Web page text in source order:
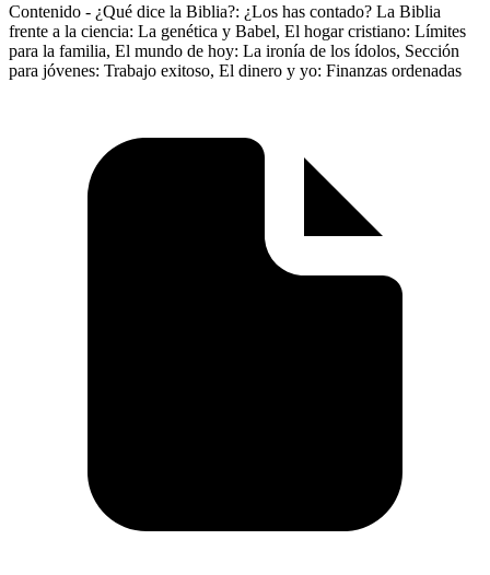
Contenido - ¿Qué dice la Biblia?: ¿Los has contado? La Biblia
frente a la ciencia: La genética y Babel, El hogar cristiano: Límites
para la familia, El mundo de hoy: La ironía de los ídolos, Sección
para jóvenes: Trabajo exitoso, El dinero y yo: Finanzas ordenadas